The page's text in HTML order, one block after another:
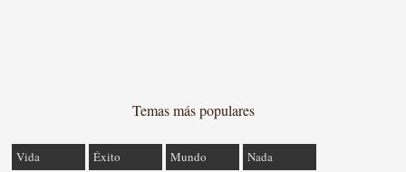
Temas más populares
Vida Éxito Mundo
Nada